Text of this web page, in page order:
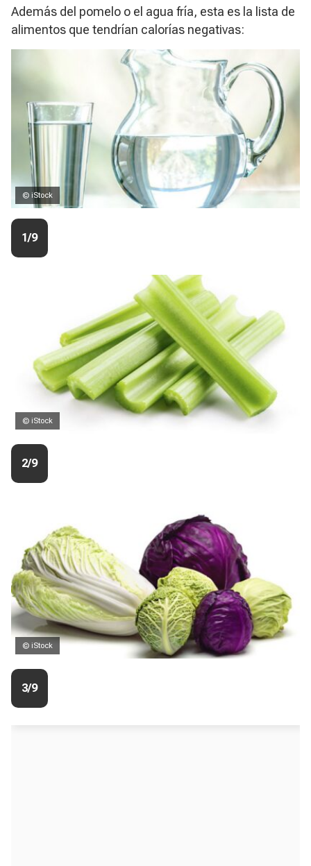
Además del pomelo o el agua fría, esta es la lista de
alimentos que tendrían calorías negativas:
© iStock
1/9
© iStock
2/9
© iStock
3/9